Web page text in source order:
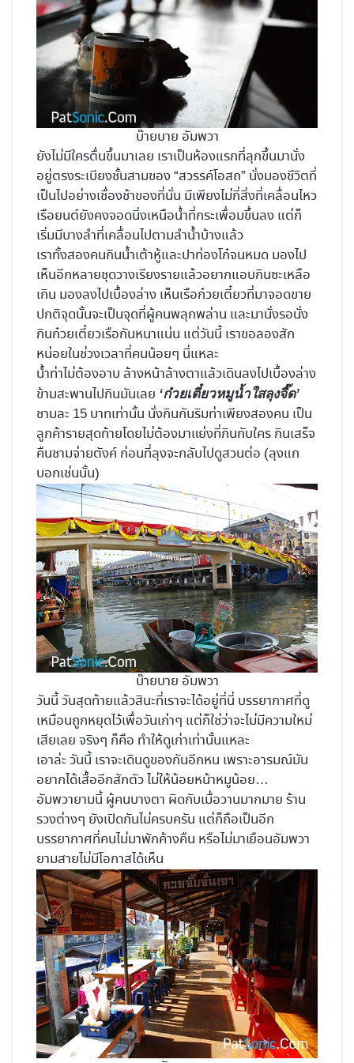
บ๊ายบาย อัมพวา
ยังไม่มีใครตื่นขึ้นมาเลย เราเป็นห้องแรกที่ลุกขึ้นมานั่ง
อยู่ตรงระเบียงชั้นสามของ “สวรรค์โอสถ” นั่งมองชีวิตที่
เป็นไปอย่างเชื่องช้าของที่นั่น มีเพียงไม่กี่สิ่งที่เคลื่อนไหว
เรือยนต์ยังคงจอดนิ่งเหนือน้ำที่กระเพื่อมขึ้นลง แต่ก็
เริ่มมีบางลำที่เคลื่อนไปตามลำน้ำบ้างแล้ว
เราทั้งสองคนกินน้ำเต้าหู้และปาท่องโก๋จนหมด มองไป
เห็นอีกหลายชุดวางเรียงรายแล้วอยากแอบกินซะเหลือ
เกิน มองลงไปเบื้องล่าง เห็นเรือก๋วยเตี๋ยวที่มาจอดขาย
ปกติจุดนั้นจะเป็นจุดที่ผู้คนพลุกพล่าน และมานั่งรอนั่ง
กินก๋วยเตี๋ยวเรือกันหนาแน่น แต่วันนี้ เราขอลองสัก
หน่อยในช่วงเวลาที่คนน้อยๆ นี่แหละ
น้ำท่าไม่ต้องอาบ ล้างหน้าล้างตาแล้วเดินลงไปเบื้องล่าง
ข้ามสะพานไปกินมันเลย ‘ก๋วยเตี๋ยวหมูน้ำใสลุงจี๊ด’
ชามละ 15 บาทเท่านั้น นั่งกินกันริมท่าเพียงสองคน เป็น
ลูกค้ารายสุดท้ายโดยไม่ต้องมาแย่งที่กินกับใคร กินเสร็จ
คืนชามจ่ายตังค์ ก่อนที่ลุงจะกลับไปดูสวนต่อ (ลุงแก
บอกเช่นนั้น)
บ๊ายบาย อัมพวา
วันนี้ วันสุดท้ายแล้วสินะที่เราจะได้อยู่ที่นี่ บรรยากาศที่ดู
เหมือนถูกหยุดไว้เพื่อวันเก่าๆ แต่ก็ใช่ว่าจะไม่มีความใหม่
เสียเลย จริงๆ ก็คือ ทำให้ดูเก่าเท่านั้นแหละ
เอาล่ะ วันนี้ เราจะเดินดูของกันอีกหน เพราะอารมณ์มัน
อยากได้เสื้ออีกสักตัว ไม่ให้น้อยหน้าหมูน้อย…
อัมพวายามนี้ ผู้คนบางตา ผิดกับเมื่อวานมากมาย ร้าน
รวงต่างๆ ยังเปิดกันไม่ครบครัน แต่ก็ถือเป็นอีก
บรรยากาศที่คนไม่มาพักค้างคืน หรือไม่มาเยือนอัมพวา
ยามสายไม่มีโอกาสได้เห็น